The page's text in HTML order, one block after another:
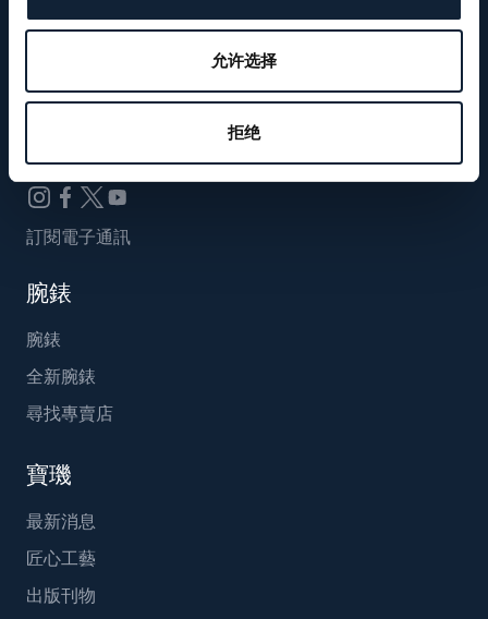
允许选择
拒绝
關注我們
WeChat ID
Breguet_China
訂閱電子通訊
腕錶
腕錶
全新腕錶
尋找專賣店
寶璣
最新消息
匠心工藝
出版刊物